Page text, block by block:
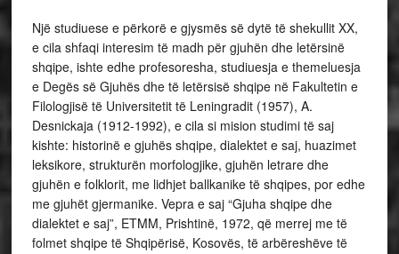
Një studiuese e përkorë e gjysmës së dytë të shekullit XX,
e cila shfaqi interesim të madh për gjuhën dhe letërsinë
shqipe, ishte edhe profesoresha, studiuesja e themeluesja
e Degës së Gjuhës dhe të letërsisë shqipe në Fakultetin e
Filologjisë të Universitetit të Leningradit (1957), A.
Desnickaja (1912-1992), e cila si mision studimi të saj
kishte: historinë e gjuhës shqipe, dialektet e saj, huazimet
leksikore, strukturën morfologjike, gjuhën letrare dhe
gjuhën e folklorit, me lidhjet ballkanike të shqipes, por edhe
me gjuhët gjermanike. Vepra e saj “Gjuha shqipe dhe
dialektet e saj”, ETMM, Prishtinë, 1972, që merrej me të
folmet shqipe të Shqipërisë, Kosovës, të arbëreshëve të